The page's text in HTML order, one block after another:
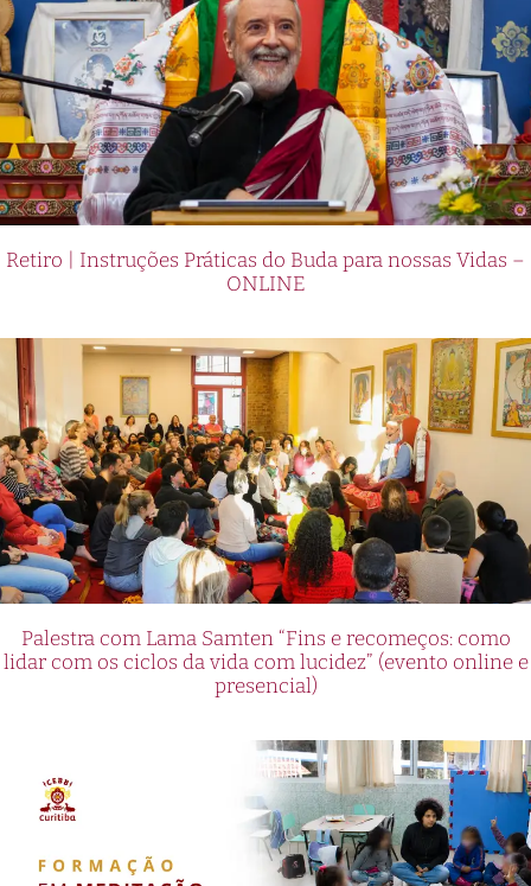
Retiro | Instruções Práticas do Buda para nossas Vidas –
ONLINE
Palestra com Lama Samten “Fins e recomeços: como
lidar com os ciclos da vida com lucidez” (evento online e
presencial)